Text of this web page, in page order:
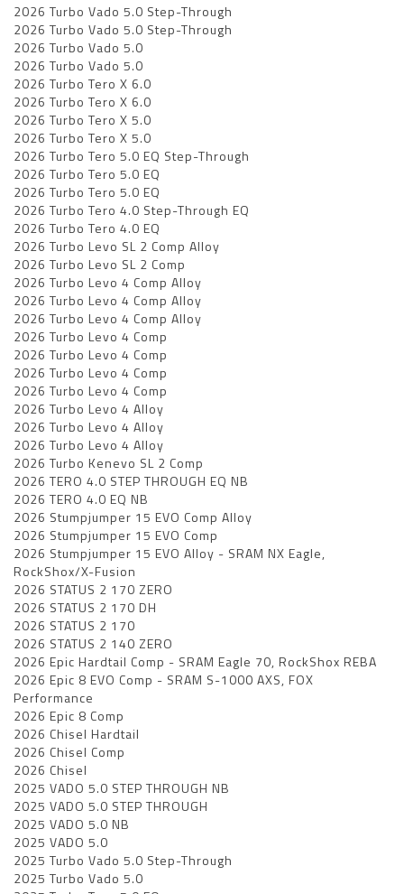
2026 Turbo Vado 5.0 Step-Through
2026 Turbo Vado 5.0 Step-Through
2026 Turbo Vado 5.0
2026 Turbo Vado 5.0
2026 Turbo Tero X 6.0
2026 Turbo Tero X 6.0
2026 Turbo Tero X 5.0
2026 Turbo Tero X 5.0
2026 Turbo Tero 5.0 EQ Step-Through
2026 Turbo Tero 5.0 EQ
2026 Turbo Tero 5.0 EQ
2026 Turbo Tero 4.0 Step-Through EQ
2026 Turbo Tero 4.0 EQ
2026 Turbo Levo SL 2 Comp Alloy
2026 Turbo Levo SL 2 Comp
2026 Turbo Levo 4 Comp Alloy
2026 Turbo Levo 4 Comp Alloy
2026 Turbo Levo 4 Comp Alloy
2026 Turbo Levo 4 Comp
2026 Turbo Levo 4 Comp
2026 Turbo Levo 4 Comp
2026 Turbo Levo 4 Comp
2026 Turbo Levo 4 Alloy
2026 Turbo Levo 4 Alloy
2026 Turbo Levo 4 Alloy
2026 Turbo Kenevo SL 2 Comp
2026 TERO 4.0 STEP THROUGH EQ NB
2026 TERO 4.0 EQ NB
2026 Stumpjumper 15 EVO Comp Alloy
2026 Stumpjumper 15 EVO Comp
2026 Stumpjumper 15 EVO Alloy - SRAM NX Eagle,
RockShox/X-Fusion
2026 STATUS 2 170 ZERO
2026 STATUS 2 170 DH
2026 STATUS 2 170
2026 STATUS 2 140 ZERO
2026 Epic Hardtail Comp - SRAM Eagle 70, RockShox REBA
2026 Epic 8 EVO Comp - SRAM S-1000 AXS, FOX
Performance
2026 Epic 8 Comp
2026 Chisel Hardtail
2026 Chisel Comp
2026 Chisel
2025 VADO 5.0 STEP THROUGH NB
2025 VADO 5.0 STEP THROUGH
2025 VADO 5.0 NB
2025 VADO 5.0
2025 Turbo Vado 5.0 Step-Through
2025 Turbo Vado 5.0